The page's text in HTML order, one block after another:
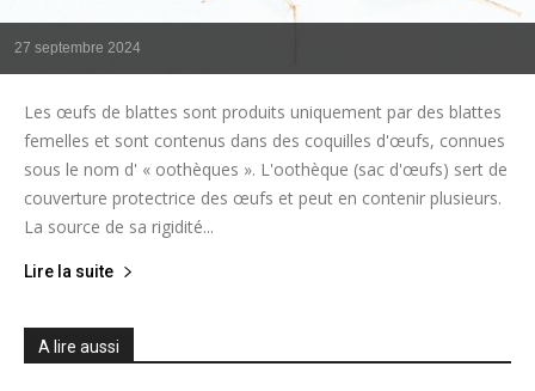
27 septembre 2024
Les œufs de blattes sont produits uniquement par des blattes
femelles et sont contenus dans des coquilles d'œufs, connues
sous le nom d' « oothèques ». L'oothèque (sac d'œufs) sert de
couverture protectrice des œufs et peut en contenir plusieurs.
La source de sa rigidité...
Lire la suite
A lire aussi